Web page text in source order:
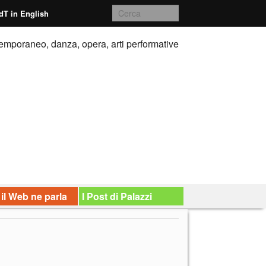
in English
danza, opera, arti performative
Web ne parla I Post di Palazzi